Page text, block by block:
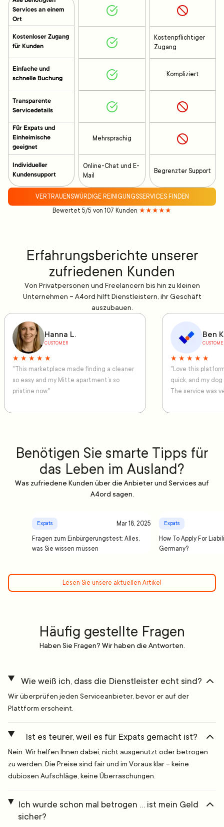
Services an einem
Ort
Kostenloser Zugang
für Kunden
Einfache und
schnelle Buchung
Transparente
Servicedetails
Für Expats und
Einheimische
geeignet
Individueller
Kundensupport
Mehrsprachig
Online-Chat und E-
Mail
Kostenpflichtiger
Zugang
Kompliziert
Begrenzter Support
VERTRAUENSWÜRDIGE REINIGUNGSSERVICES FINDEN
Bewertet 5/5 von 107 Kunden ★★★★★
Erfahrungsberichte unserer
zufriedenen Kunden
Von Privatpersonen und Freelancern bis hin zu kleinen
Unternehmen – A4ord hilft Dienstleistern, ihr Geschäft
auszubauen.
Hanna L.
CUSTOMER
★ ★ ★ ★ ★
"This marketplace made finding a cleaner
so easy and my Mitte apartment’s so
pristine now."
Ben
★ ★ ★ ★ ★
"Love this
quick, and my
The service was
Benötigen Sie smarte Tipps für
das Leben im Ausland?
Was zufriedene Kunden über die Anbieter und Services auf
A4ord sagen.
Expats Mar 18, 2025
Fragen zum Einbürgerungstest: Alles,
was Sie wissen müssen
Expats
How To Apply For
Germany?
Lesen Sie unsere aktuellen Artikel
Häufig gestellte Fragen
Haben Sie Fragen? Wir haben die Antworten.
Wie weiß ich, dass die Dienstleister echt sind?
Wir überprüfen jeden Serviceanbieter, bevor er auf der
Plattform erscheint.
Ist es teurer, weil es für Expats gemacht ist?
Nein. Wir helfen Ihnen dabei, nicht ausgenutzt oder betrogen
zu werden. Die Preise sind fair und im Voraus klar – keine
dubiosen Aufschläge, keine Überraschungen.
Ich wurde schon mal betrogen … ist mein Geld
sicher?